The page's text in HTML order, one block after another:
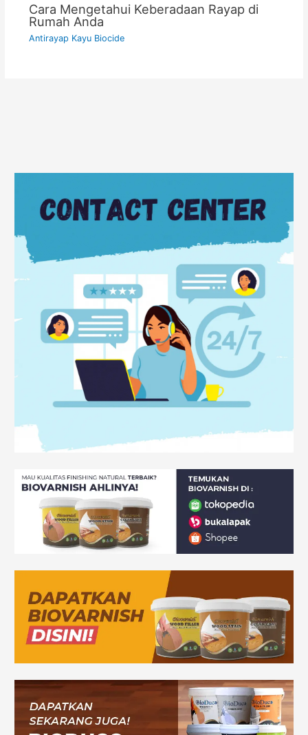
Cara Mengetahui Keberadaan Rayap di
Rumah Anda
Antirayap Kayu Biocide